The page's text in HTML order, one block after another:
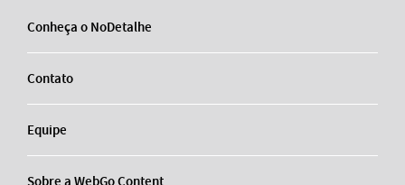
Conheça o NoDetalhe
Contato
Equipe
Sobre a WebGo Content